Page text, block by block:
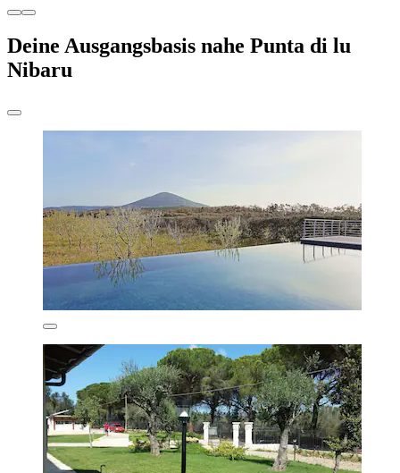
Deine Ausgangsbasis nahe Punta di lu
Nibaru